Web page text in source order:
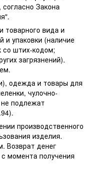
Закона
товарного вида и
и упаковки (наличие
со штих-кодом;
загрязнений).
одежда и товары для
чулочно-
подлежат
производственного
изделия.
Возврат денег
момента получения